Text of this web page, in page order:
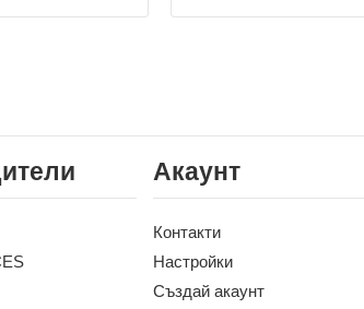
Акаунт
Контакти
Настройки
Създай акаунт